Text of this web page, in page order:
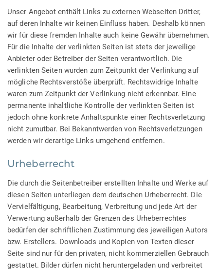
Unser Angebot enthält Links zu externen Webseiten Dritter,
auf deren Inhalte wir keinen Einfluss haben. Deshalb können
wir für diese fremden Inhalte auch keine Gewähr übernehmen.
Für die Inhalte der verlinkten Seiten ist stets der jeweilige
Anbieter oder Betreiber der Seiten verantwortlich. Die
verlinkten Seiten wurden zum Zeitpunkt der Verlinkung auf
mögliche Rechtsverstöße überprüft. Rechtswidrige Inhalte
waren zum Zeitpunkt der Verlinkung nicht erkennbar. Eine
permanente inhaltliche Kontrolle der verlinkten Seiten ist
jedoch ohne konkrete Anhaltspunkte einer Rechtsverletzung
nicht zumutbar. Bei Bekanntwerden von Rechtsverletzungen
werden wir derartige Links umgehend entfernen.
Urheberrecht
Die durch die Seitenbetreiber erstellten Inhalte und Werke auf
diesen Seiten unterliegen dem deutschen Urheberrecht. Die
Vervielfältigung, Bearbeitung, Verbreitung und jede Art der
Verwertung außerhalb der Grenzen des Urheberrechtes
bedürfen der schriftlichen Zustimmung des jeweiligen Autors
bzw. Erstellers. Downloads und Kopien von Texten dieser
Seite sind nur für den privaten, nicht kommerziellen Gebrauch
gestattet. Bilder dürfen nicht heruntergeladen und verbreitet